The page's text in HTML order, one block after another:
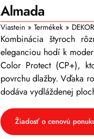
Almada
Viastein » Termékek»
Kombinácia štyroch
eleganciou hodí k
Color Protect (CP+),
povrchu dlažby. Vďaka
dodáva vydláždenej
Žiadosť o cenovú